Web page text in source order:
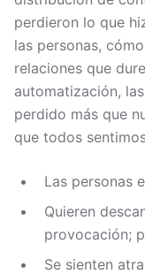
perdieron lo que
las personas,
relaciones que
automatización,
perdido más que
que todos
Las personas
Quieren
provocación;
Se sienten